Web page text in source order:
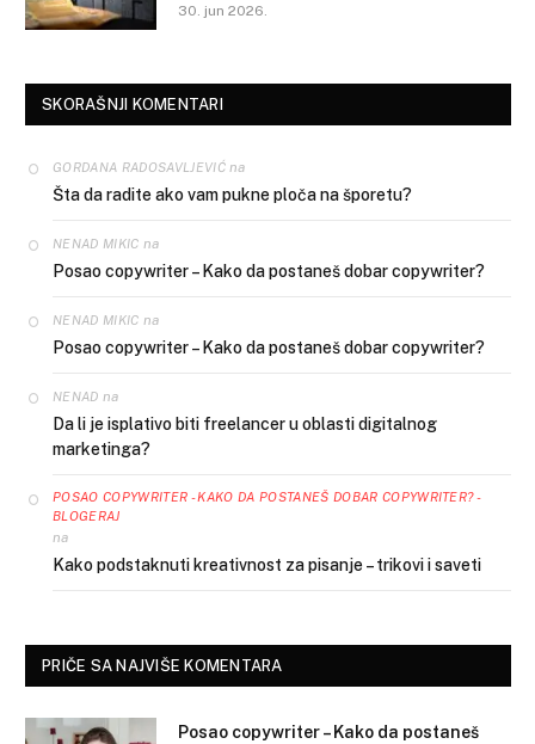
30. jun 2026.
SKORAŠNJI KOMENTARI
GORDANA RADOSAVLJEVIĆna
Šta da radite ako vam pukne ploča na šporetu?
NENAD MIKIC na
Posao copywriter – Kako da postaneš dobar copywriter?
NENAD MIKIC na
Posao copywriter – Kako da postaneš dobar copywriter?
NENAD na
Da li je isplativo biti freelancer u oblasti digitalnog
marketinga?
POSAO COPYWRITER - KAKO DA POSTANEŠ DOBAR COPYWRITER? -
BLOGERAJ
na
Kako podstaknuti kreativnost za pisanje – trikovi i saveti
PRIČE SA NAJVIŠE KOMENTARA
Posao copywriter – Kako da postaneš